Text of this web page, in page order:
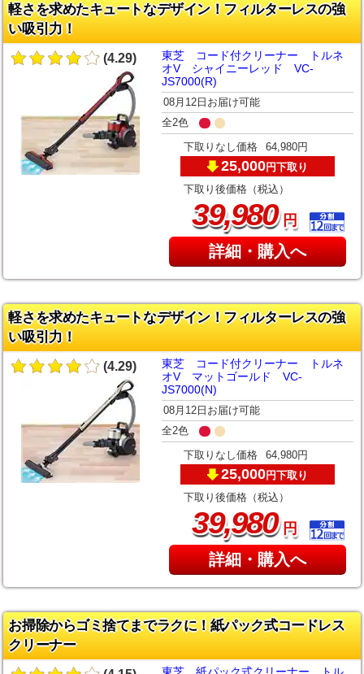
軽さを求めたキュートなデザイン！フィルターレスの強
い吸引力！
(4.29)
東芝 コード付クリーナー トルネ
オV シャイニーレッド VC-
JS7000(R)
08月12日お届け可能
全2色
下取りなし価格 64,980円
25,000円下取り
下取り後価格（税込）
39,980円
詳細・購入へ
軽さを求めたキュートなデザイン！フィルターレスの強
い吸引力！
(4.29)
東芝 コード付クリーナー トルネ
オV マットゴールド VC-
JS7000(N)
08月12日お届け可能
全2色
下取りなし価格 64,980円
25,000円下取り
下取り後価格（税込）
39,980円
詳細・購入へ
お掃除からゴミ捨てまでラクに！紙パック式コードレス
クリーナー